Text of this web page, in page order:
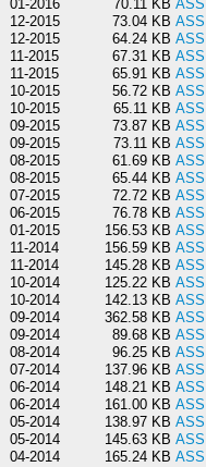
01-2016 70.11 KB
12-2015 73.04 KB
12-2015 64.24 KB
11-2015 67.31 KB
11-2015 65.91 KB
10-2015 56.72 KB
10-2015 65.11 KB
09-2015 73.87 KB
09-2015 73.11 KB
08-2015 61.69 KB
08-2015 65.44 KB
07-2015 72.72 KB
06-2015 76.78 KB
01-2015 156.53 KB
11-2014 156.59 KB
11-2014 145.28 KB
10-2014 125.22 KB
10-2014 142.13 KB
09-2014 362.58 KB
09-2014 89.68 KB
08-2014 96.25 KB
07-2014 137.96 KB
06-2014 148.21 KB
06-2014 161.00 KB
05-2014 138.97 KB
05-2014 145.63 KB
04-2014 165.24 KB